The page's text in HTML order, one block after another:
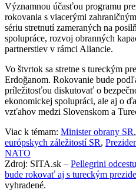
Významnou účasťou programu
rokovania s viacerými
sériu stretnutí zameraných na
spolupráce, rozvoj obranných
partnerstiev v rámci Aliancie.
Vo štvrtok sa stretne s tureckým
Erdoğanom. Rokovanie bude
príležitosťou diskutovať o
ekonomickej spolupráci, ale aj o
vzťahov medzi Slovenskom a
Viac k témam: Minister obrany SR,
európskych záležitostí SR,
NATO
Zdroj: SITA.sk – Pellegrini
bude rokovať aj s tureckým
vyhradené.